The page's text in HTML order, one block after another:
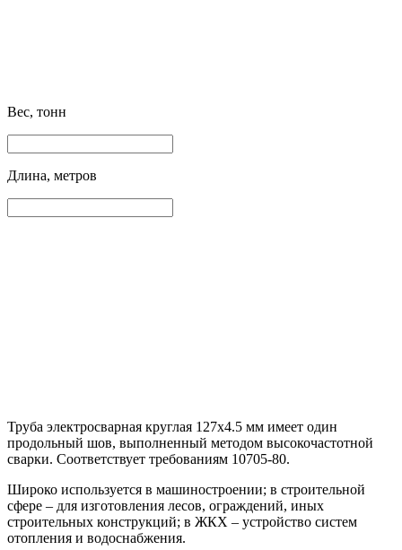
Вес, тонн
Длина, метров
Труба электросварная круглая 127х4.5 мм имеет один
продольный шов, выполненный методом высокочастотной
сварки. Соответствует требованиям 10705-80.
Широко используется в машиностроении; в строительной
сфере – для изготовления лесов, ограждений, иных
строительных конструкций; в ЖКХ – устройство систем
отопления и водоснабжения.